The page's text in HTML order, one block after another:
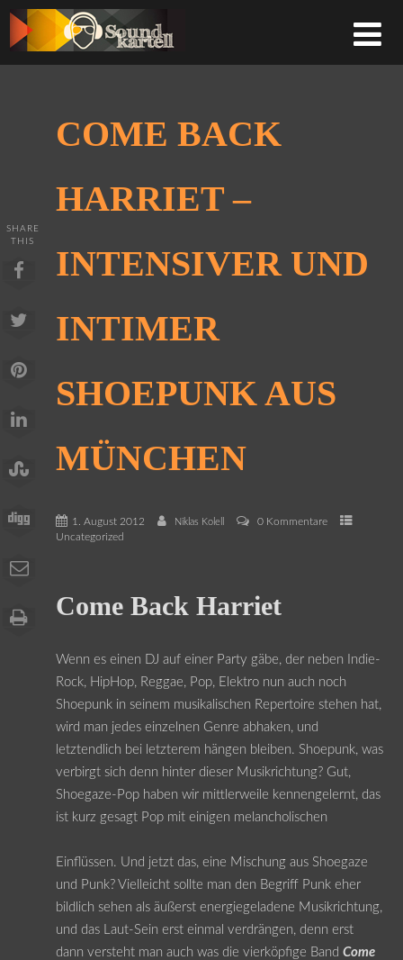
COME BACK
HARRIET –
INTENSIVER UND
INTIMER
SHOEPUNK AUS
MÜNCHEN
1. August 2012 Niklas Kolell
0 Kommentare
Uncategorized
SHARE
THIS
Come Back Harriet
Wenn es einen DJ auf einer Party gäbe, der neben Indie-
Rock, HipHop, Reggae, Pop, Elektro nun auch noch
Shoepunk in seinem musikalischen Repertoire stehen hat,
wird man jedes einzelnen Genre abhaken, und
letztendlich bei letzterem hängen bleiben. Shoepunk, was
verbirgt sich denn hinter dieser Musikrichtung? Gut,
Shoegaze-Pop haben wir mittlerweile kennengelernt, das
ist kurz gesagt Pop mit einigen melancholischen
Einflüssen. Und jetzt das, eine Mischung aus Shoegaze
und Punk? Vielleicht sollte man den Begriff Punk eher
bildlich sehen als äußerst energiegeladene Musikrichtung,
und das Laut-Sein erst einmal verdrängen, denn erst
dann versteht man auch was die vierköpfige Band Come